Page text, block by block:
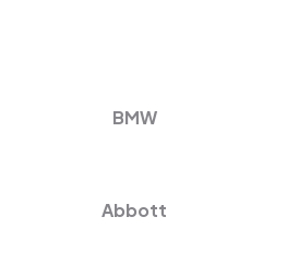
BMW
Abbott